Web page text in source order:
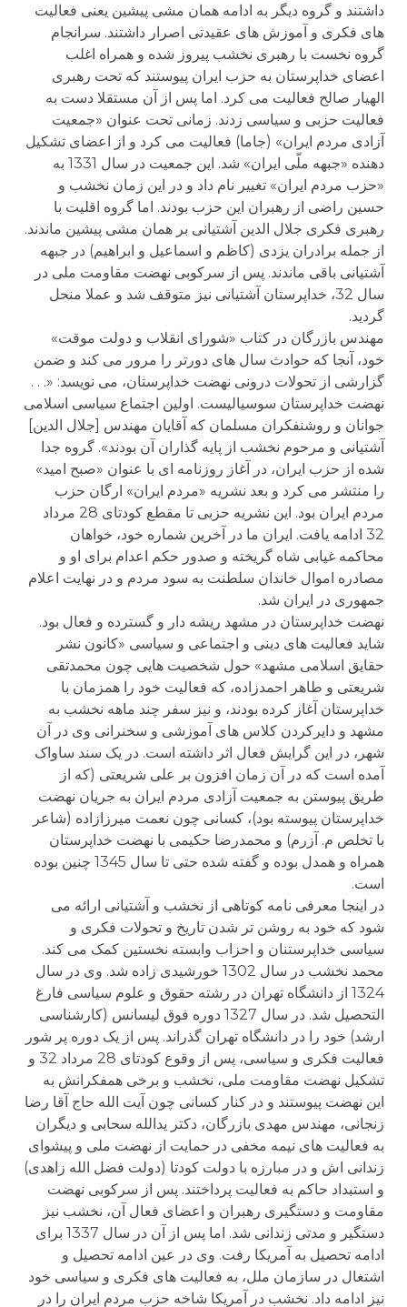
داشتند و گروه دیگر به ادامه همان مشی پیشین یعنی فعالیت
های فکری و آموزش های عقیدتی اصرار داشتند. سرانجام
گروه نخست با رهبری نخشب پیروز شده و همراه اغلب
اعضای خداپرستان به حزب ایران پیوستند که تحت رهبری
الهیار صالح فعالیت می کرد. اما پس از آن مستقلا دست به
فعالیت حزبی و سیاسی زدند. زمانی تحت عنوان «جمعیت
آزادی مردم ایران» (جاما) فعالیت می کرد و از اعضای تشکیل
دهنده «جبهه ملّی ایران» شد. این جمعیت در سال 1331 به
«حزب مردم ایران» تغییر نام داد و در این زمان نخشب و
حسین راضی از رهبران این حزب بودند. اما گروه اقلیت با
رهبری فکری جلال الدین آشتیانی بر همان مشی پیشین ماندند.
از جمله برادران یزدی (کاظم و اسماعیل و ابراهیم) در جبهه
آشتیانی باقی ماندند. پس از سرکوبی نهضت مقاومت ملی در
سال 32، خداپرستان آشتیانی نیز متوقف شد و عملا منحل
گردید.
مهندس بازرگان در کتاب «شورای انقلاب و دولت موقت»
خود، آنجا که حوادث سال های دورتر را مرور می کند و ضمن
گزارشی از تحولات درونی نهضت خداپرستان، می نویسد: «. . .
نهضت خداپرستان سوسیالیست. اولین اجتماع سیاسی اسلامی
جوانان و روشنفکران مسلمان که آقایان مهندس [جلال الدین]
آشتیانی و مرحوم نخشب از پایه گذاران آن بودند». گروه جدا
شده از حزب ایران، در آغاز روزنامه ای با عنوان «صبح امید»
را منتشر می کرد و بعد نشریه «مردم ایران» ارگان حزب
مردم ایران بود. این نشریه حزبی تا مقطع کودتای 28 مرداد
32 ادامه یافت. ایران ما در آخرین شماره خود، خواهان
محاکمه غیابی شاه گریخته و صدور حکم اعدام برای او و
مصادره اموال خاندان سلطنت به سود مردم و در نهایت اعلام
جمهوری در ایران شد.
نهضت خداپرستان در مشهد ریشه دار و گسترده و فعال بود.
شاید فعالیت های دینی و اجتماعی و سیاسی «کانون نشر
حقایق اسلامی مشهد» حول شخصیت هایی چون محمدتقی
شریعتی و طاهر احمدزاده، که فعالیت خود را همزمان با
خداپرستان آغاز کرده بودند، و نیز سفر چند ماهه نخشب به
مشهد و دایرکردن کلاس های آموزشی و سخنرانی وی در آن
شهر، در این گرایش فعال اثر داشته است. در یک سند ساواک
آمده است که در آن زمان افزون بر علی شریعتی (که از
طریق پیوستن به جمعیت آزادی مردم ایران به جریان نهضت
خداپرستان پیوسته بود)، کسانی چون نعمت میرزازاده (شاعر
با تخلص م. آزرم) و محمدرضا حکیمی با نهضت خداپرستان
همراه و همدل بوده و گفته شده حتی تا سال 1345 چنین بوده
است.
در اینجا معرفی نامه کوتاهی از نخشب و آشتیانی ارائه می
شود که خود به روشن تر شدن تاریخ و تحولات فکری و
سیاسی خداپرستنان و احزاب وابسته نخستین کمک می کند.
محمد نخشب در سال 1302 خورشیدی زاده شد. وی در سال
1324 از دانشگاه تهران در رشته حقوق و علوم سیاسی فارغ
التحصیل شد. در سال 1327 دوره فوق لیسانس (کارشناسی
ارشد) خود را در دانشگاه تهران گذراند. پس از یک دوره پر شور
فعالیت فکری و سیاسی، پس از وقوع کودتای 28 مرداد 32 و
تشکیل نهضت مقاومت ملی، نخشب و برخی همفکرانش به
این نهضت پیوستند و در کنار کسانی چون آیت الله حاج آقا رضا
زنجانی، مهندس مهدی بازرگان، دکتر یدالله سحابی و دیگران
به فعالیت های نیمه مخفی در حمایت از نهضت ملی و پیشوای
زندانی اش و در مبارزه با دولت کودتا (دولت فضل الله زاهدی)
و استبداد حاکم به فعالیت پرداختند. پس از سرکوبی نهضت
مقاومت و دستگیری رهبران و اعضای فعال آن، نخشب نیز
دستگیر و مدتی زندانی شد. اما پس از آن در سال 1337 برای
ادامه تحصیل به آمریکا رفت. وی در عین ادامه تحصیل و
اشتغال در سازمان ملل، به فعالیت های فکری و سیاسی خود
نیز ادامه داد. نخشب در آمریکا شاخه حزب مردم ایران را در